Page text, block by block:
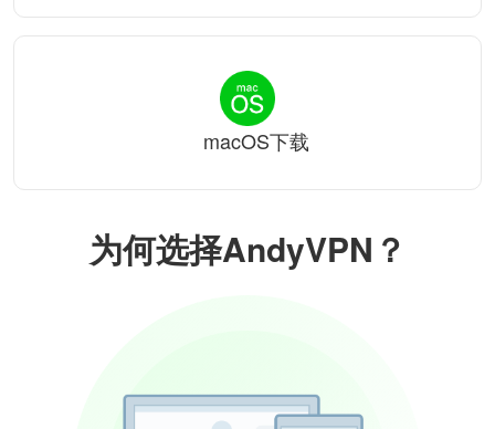
为何选择AndyVPN？
macOS下载